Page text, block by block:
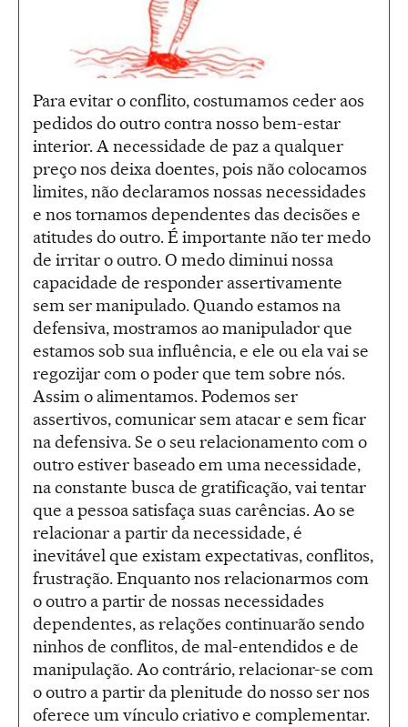
Para evitar o conflito, costumamos ceder aos
pedidos do outro contra nosso bem-estar
interior. A necessidade de paz a qualquer
preço nos deixa doentes, pois não colocamos
limites, não declaramos nossas necessidades
e nos tornamos dependentes das decisões e
atitudes do outro. É importante não ter medo
de irritar o outro. O medo diminui nossa
capacidade de responder assertivamente
sem ser manipulado. Quando estamos na
defensiva, mostramos ao manipulador que
estamos sob sua influência, e ele ou ela vai se
regozijar com o poder que tem sobre nós.
Assim o alimentamos. Podemos ser
assertivos, comunicar sem atacar e sem ficar
na defensiva. Se o seu relacionamento com o
outro estiver baseado em uma necessidade,
na constante busca de gratificação, vai tentar
que a pessoa satisfaça suas carências. Ao se
relacionar a partir da necessidade, é
inevitável que existam expectativas, conflitos,
frustração. Enquanto nos relacionarmos com
o outro a partir de nossas necessidades
dependentes, as relações continuarão sendo
ninhos de conflitos, de mal-entendidos e de
manipulação. Ao contrário, relacionar-se com
o outro a partir da plenitude do nosso ser nos
oferece um vínculo criativo e complementar.